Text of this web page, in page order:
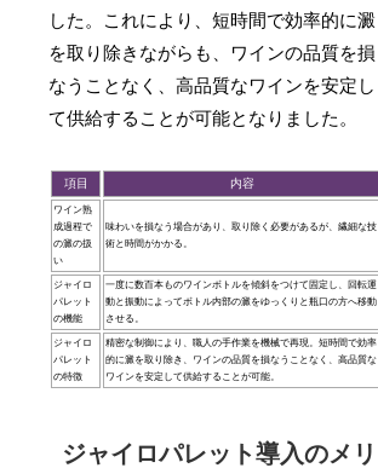
した。これにより、短時間で効率的に澱
を取り除きながらも、ワインの品質を損
なうことなく、高品質なワインを安定し
て供給することが可能となりました。
項目 内容
ワイン熟
成過程で
の澱の扱
い
味わいを損なう場合があり、取り除く必要があるが、繊細な技
術と時間がかかる。
ジャイロ
パレット
の機能
一度に数百本ものワインボトルを傾斜をつけて固定し、回転運
動と振動によってボトル内部の澱をゆっくりと瓶口の方へ移動
させる。
ジャイロ
パレット
の特徴
精密な制御により、職人の手作業を機械で再現。短時間で効率
的に澱を取り除き、ワインの品質を損なうことなく、高品質な
ワインを安定して供給することが可能。
ジャイロパレット導入のメリ